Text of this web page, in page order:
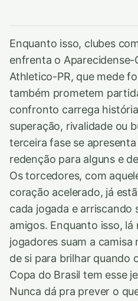
Enquanto isso, clubes
enfrenta o Aparecidense-
Athletico-PR, que mede
também prometem
confronto carrega
superação, rivalidade ou
terceira fase se
redenção para alguns e
Os torcedores, com
coração acelerado, já
cada jogada e arriscando
amigos. Enquanto isso,
jogadores suam a
de si para brilhar quando
Copa do Brasil tem esse
Nunca dá pra prever o